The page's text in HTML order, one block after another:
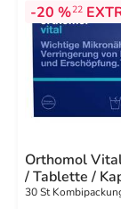
-20 %22
Orthomol
/ Tablette /
Orange
30 St